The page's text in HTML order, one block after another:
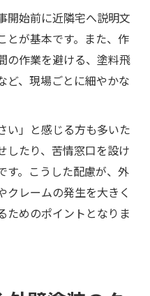
開始前に近隣宅へ説明文
とが基本です。また、作
の作業を避ける、塗料飛
ど、現場ごとに細やかな
い」と感じる方も多いた
したり、苦情窓口を設け
す。こうした配慮が、外
クレームの発生を大きく
ためのポイントとなりま